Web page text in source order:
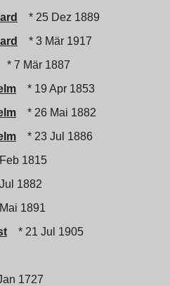
* 25 Dez 1889
* 3 Mär 1917
* 7 Mär 1887
* 19 Apr 1853
* 26 Mai 1882
* 23 Jul 1886
1815
1882
1891
* 21 Jul 1905
1727